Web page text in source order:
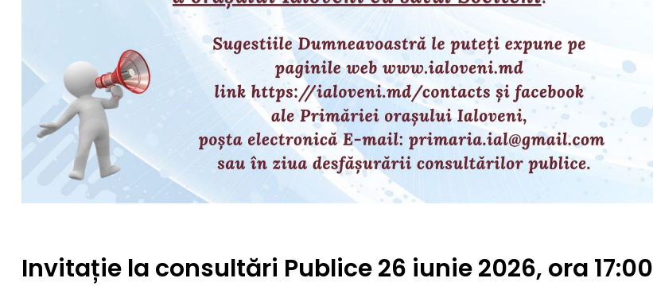
Invitație la consultări Publice 26 iunie 2026, ora 17:00